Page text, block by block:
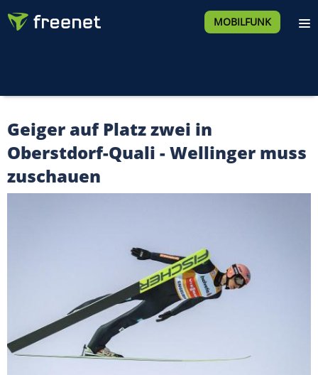
MOBILFUNK
Geiger auf Platz zwei in
Oberstdorf-Quali - Wellinger muss
zuschauen